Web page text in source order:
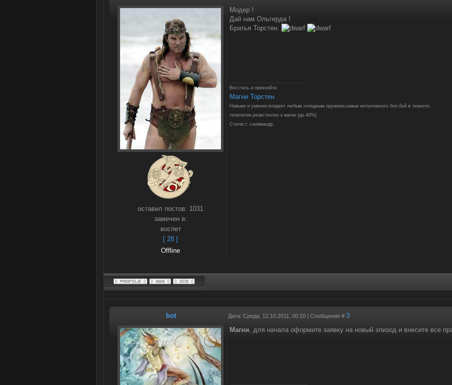
оставил постов: 1031
замечен в:
воспет
[ 28 ]
Offline
Модер !
Дай нам Ольгерда !
Братья Торстен.
Восстать и превзойти.
Магни Торстен
Навыки и умения:владеет любым холодным оружием,навык интуитивного боя,бой в темноте,
телепатия,резистентен к магии (до 40%).
Статист: саламандр.
bot Дата: Среда, 12.10.2011, 00:10 | Сообщение # 3
Магни, для начала оформите заявку на новый эпизод и внесите все